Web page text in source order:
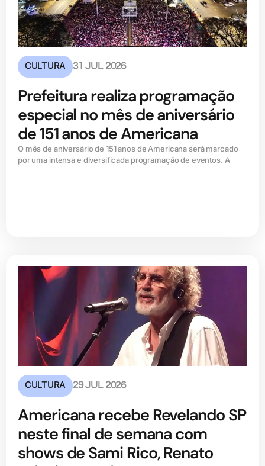
CULTURA 31 JUL 2026
Prefeitura realiza programação
especial no mês de aniversário
de 151 anos de Americana
O mês de aniversário de 151 anos de Americana será marcado
por uma intensa e diversificada programação de eventos. A
CULTURA 29 JUL 2026
Americana recebe Revelando SP
neste final de semana com
shows de Sami Rico, Renato